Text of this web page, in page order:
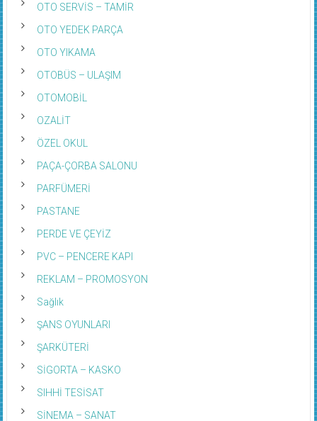
OTO SERVİS – TAMİR
OTO YEDEK PARÇA
OTO YIKAMA
OTOBÜS – ULAŞIM
OTOMOBİL
OZALİT
ÖZEL OKUL
PAÇA-ÇORBA SALONU
PARFÜMERİ
PASTANE
PERDE VE ÇEYİZ
PVC – PENCERE KAPI
REKLAM – PROMOSYON
Sağlık
ŞANS OYUNLARI
ŞARKÜTERİ
SİGORTA – KASKO
SIHHİ TESİSAT
SİNEMA – SANAT